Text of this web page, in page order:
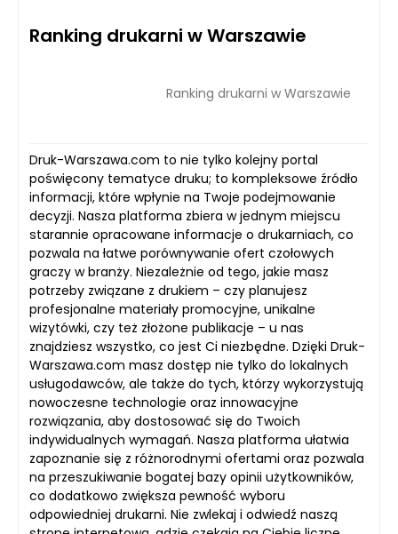
Ranking drukarni w Warszawie
Ranking drukarni w Warszawie
Druk-Warszawa.com to nie tylko kolejny portal
poświęcony tematyce druku; to kompleksowe źródło
informacji, które wpłynie na Twoje podejmowanie
decyzji. Nasza platforma zbiera w jednym miejscu
starannie opracowane informacje o drukarniach, co
pozwala na łatwe porównywanie ofert czołowych
graczy w branży. Niezależnie od tego, jakie masz
potrzeby związane z drukiem – czy planujesz
profesjonalne materiały promocyjne, unikalne
wizytówki, czy też złożone publikacje – u nas
znajdziesz wszystko, co jest Ci niezbędne. Dzięki Druk-
Warszawa.com masz dostęp nie tylko do lokalnych
usługodawców, ale także do tych, którzy wykorzystują
nowoczesne technologie oraz innowacyjne
rozwiązania, aby dostosować się do Twoich
indywidualnych wymagań. Nasza platforma ułatwia
zapoznanie się z różnorodnymi ofertami oraz pozwala
na przeszukiwanie bogatej bazy opinii użytkowników,
co dodatkowo zwiększa pewność wyboru
odpowiedniej drukarni. Nie zwlekaj i odwiedź naszą